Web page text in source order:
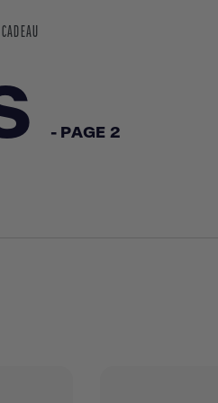
- PAGE 2